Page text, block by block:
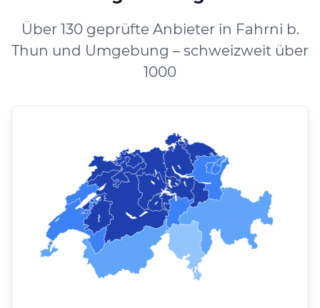
Über 130 geprüfte Anbieter in Fahrni b.
Thun und Umgebung – schweizweit über
1000